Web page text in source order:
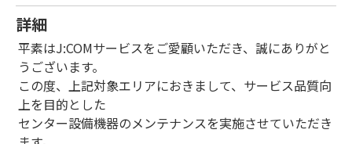
詳細
平素はJ:COMサービスをご愛顧いただき、誠にありがと
うございます。
この度、上記対象エリアにおきまして、サービス品質向
上を目的とした
センター設備機器のメンテナンスを実施させていただき